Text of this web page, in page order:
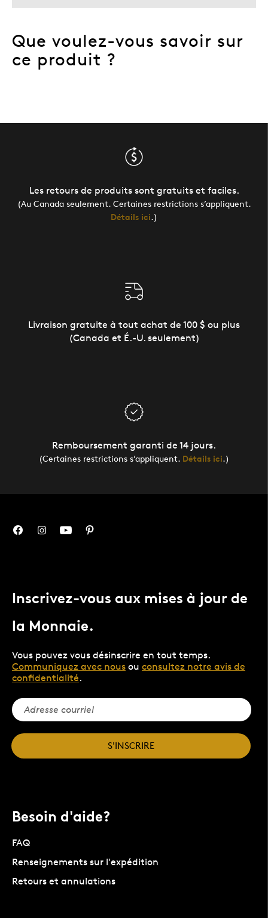
Que voulez-vous savoir sur
ce produit ?
Les retours de produits sont gratuits et faciles.
(Au Canada seulement. Certaines restrictions s’appliquent.
Détails ici.)
Livraison gratuite à tout achat de 100 $ ou plus
(Canada et É.-U. seulement)
Remboursement garanti de 14 jours.
(Certaines restrictions s’appliquent. Détails ici.)
Inscrivez-vous aux mises à jour de
la Monnaie.
Vous pouvez vous désinscrire en tout temps.
Communiquez avec nous ou consultez notre avis de
confidentialité.
S'INSCRIRE
Besoin d'aide?
FAQ
Renseignements sur l'expédition
Retours et annulations